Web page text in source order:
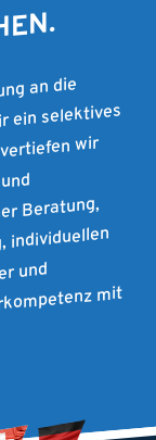
an die
selektives
wir
Beratung,
und mit